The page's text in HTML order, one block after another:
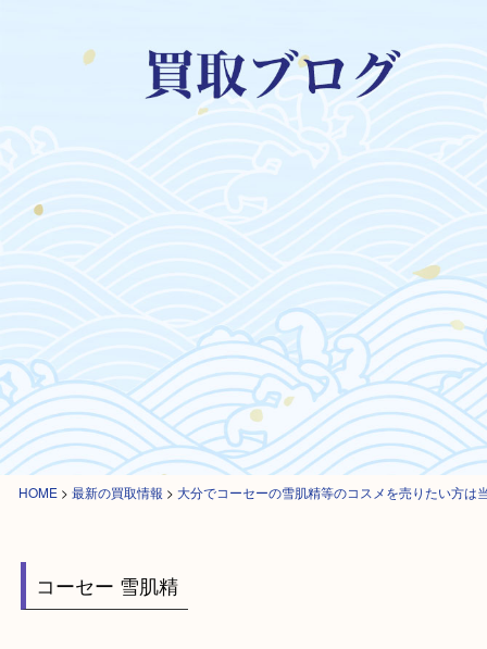
HOME